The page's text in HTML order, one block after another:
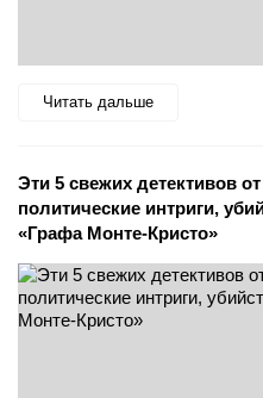
Читать дальше
Эти 5 свежих детективов
политические интриги,
«Графа Монте-Кристо»